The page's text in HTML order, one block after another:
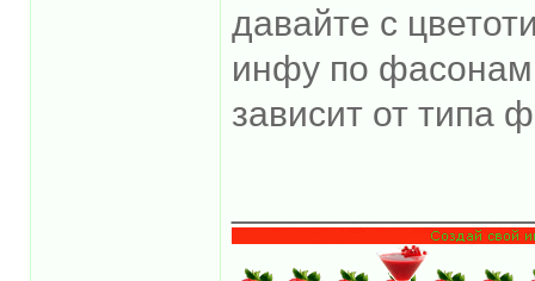
давайте с
инфу по
зависит от типа